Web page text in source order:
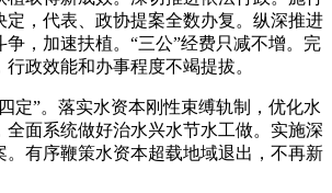
定，代表、政协提案全数办复。纵深推进
争，加速扶植。“三公”经费只减不增。完
政效能和办事程度不竭提拔。
”。落实水资本刚性束缚轨制，优化水
全面系统做好治水兴水节水工做。实施深
。有序鞭策水资本超载地域退出，不再新